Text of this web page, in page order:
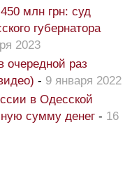
млн грн: суд
губернатора
2023
очередной раз
- 9 января 2022
в Одесской
сумму денег - 16